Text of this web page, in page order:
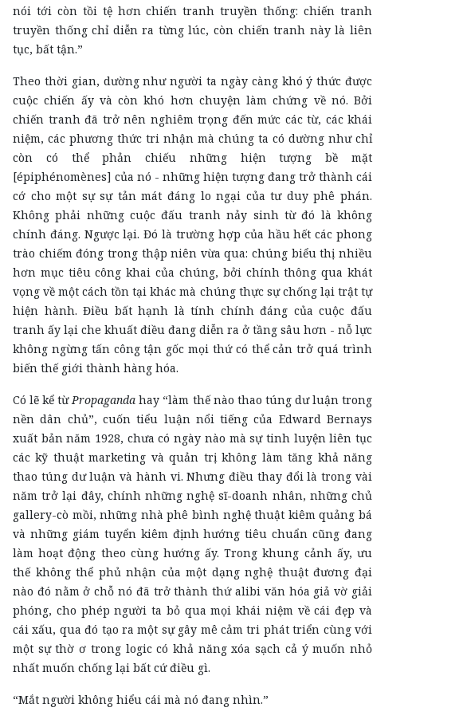
nói tới còn tồi tệ hơn chiến tranh truyền thống: chiến tranh
truyền thống chỉ diễn ra từng lúc, còn chiến tranh này là liên
tục, bất tận.”
Theo thời gian, dường như người ta ngày càng khó ý thức được
cuộc chiến ấy và còn khó hơn chuyện làm chứng về nó. Bởi
chiến tranh đã trở nên nghiêm trọng đến mức các từ, các khái
niệm, các phương thức tri nhận mà chúng ta có dường như chỉ
còn có thể phản chiếu những hiện tượng bề mặt
[épiphénomènes] của nó - những hiện tượng đang trở thành cái
cớ cho một sự sự tản mát đáng lo ngại của tư duy phê phán.
Không phải những cuộc đấu tranh nảy sinh từ đó là không
chính đáng. Ngược lại. Đó là trường hợp của hầu hết các phong
trào chiếm đóng trong thập niên vừa qua: chúng biểu thị nhiều
hơn mục tiêu công khai của chúng, bởi chính thông qua khát
vọng về một cách tồn tại khác mà chúng thực sự chống lại trật tự
hiện hành. Điều bất hạnh là tính chính đáng của cuộc đấu
tranh ấy lại che khuất điều đang diễn ra ở tầng sâu hơn - nỗ lực
không ngừng tấn công tận gốc mọi thứ có thể cản trở quá trình
biến thế giới thành hàng hóa.
Có lẽ kể từPropaganda hay “làm thế nào thao túng dư luận trong
nền dân chủ”, cuốn tiểu luận nổi tiếng của Edward Bernays
xuất bản năm 1928, chưa có ngày nào mà sự tinh luyện liên tục
các kỹ thuật marketing và quản trị không làm tăng khả năng
thao túng dư luận và hành vi. Nhưng điều thay đổi là trong vài
năm trở lại đây, chính những nghệ sĩ-doanh nhân, những chủ
gallery-cò mồi, những nhà phê bình nghệ thuật kiêm quảng bá
và những giám tuyển kiêm định hướng tiêu chuẩn cũng đang
làm hoạt động theo cùng hướng ấy. Trong khung cảnh ấy, ưu
thế không thể phủ nhận của một dạng nghệ thuật đương đại
nào đó nằm ở chỗ nó đã trở thành thứ alibi văn hóa giả vờ giải
phóng, cho phép người ta bỏ qua mọi khái niệm về cái đẹp và
cái xấu, qua đó tạo ra một sự gây mê cảm tri phát triển cùng với
một sự thờ ơ trong logic có khả năng xóa sạch cả ý muốn nhỏ
nhất muốn chống lại bất cứ điều gì.
“Mắt người không hiểu cái mà nó đang nhìn.”